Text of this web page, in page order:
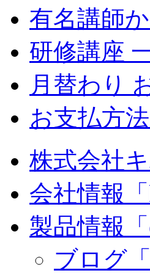
有名講師
研修講座
月替わり
お支払方
株式会社
会社情報「
製品情報
ブログ